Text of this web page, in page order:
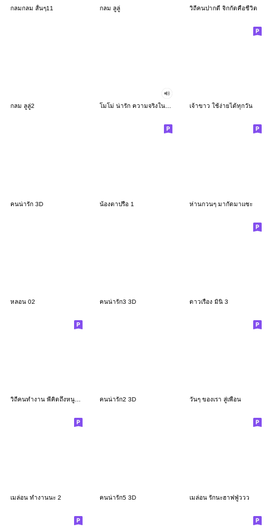
กลมกลม สั้นๆ11 กลม ลูลู่ วิถีคนปากดี จิกกัดคือชีวิต
กลม ลูลู่2 โมโม่ น่ารัก ความจริงในใจ แบบ บิ๊ก บิ๊ก เจ้าขาว ใช้ง่ายได้ทุกวัน
คนน่ารัก 3D น้องตาปรือ 1 ห่านกวนๆ มากัดมาแซะ
หลอน 02 คนน่ารัก3 3D ดาวเรือง มินิ 3
วิถีคนทำงาน พี่คิดถึงหนูทำไมคะ คนน่ารัก2 3D วันๆ ของเรา สู่เพื่อน
เมล่อน ทำงานนะ 2 คนน่ารัก5 3D เมล่อน รักนะฮาฟฟู่ววว